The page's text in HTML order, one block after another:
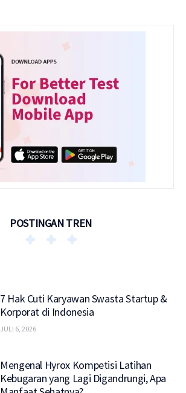
POSTINGAN TREN
7 Hak Cuti Karyawan Swasta Startup &
Korporat di Indonesia
JULI 6, 2026
Mengenal Hyrox Kompetisi Latihan
Kebugaran yang Lagi Digandrungi, Apa